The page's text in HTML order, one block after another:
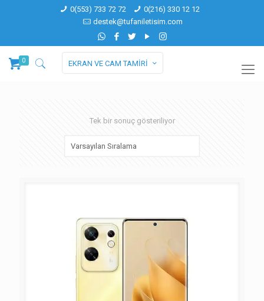
0(553) 733 72 72
0(216) 330 12 12
destek@tufaniletisim.com
0 EKRAN VE CAM TAMİRİ
Tek bir sonuç gösteriliyor